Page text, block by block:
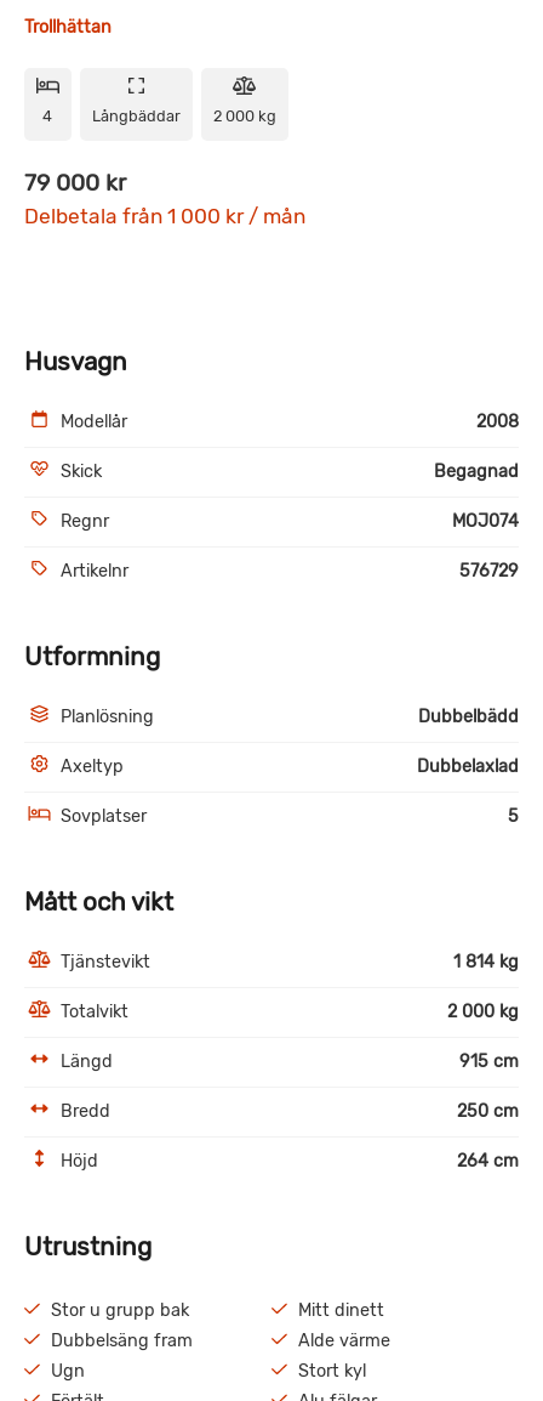
Trollhättan
4 Långbäddar 2 000 kg
79 000 kr
Delbetala från 1 000 kr / mån
Husvagn
Modellår 2008
Skick Begagnad
Regnr MOJ074
Artikelnr 576729
Utformning
Planlösning Dubbelbädd
Axeltyp Dubbelaxlad
Sovplatser 5
Mått och vikt
Tjänstevikt 1 814 kg
Totalvikt 2 000 kg
Längd 915 cm
Bredd 250 cm
Höjd 264 cm
Utrustning
Stor u grupp bak
Mitt dinett
Dubbelsäng fram
Alde värme
Ugn
Stort kyl